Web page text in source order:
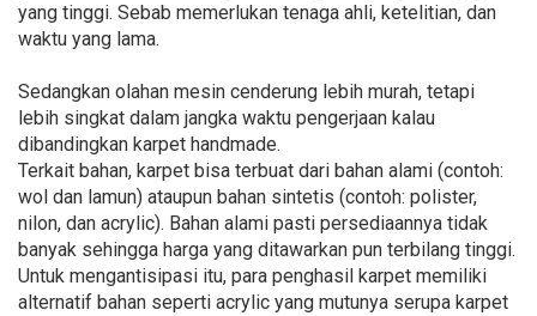
yang tinggi. Sebab memerlukan tenaga ahli, ketelitian, dan
waktu yang lama.
Sedangkan olahan mesin cenderung lebih murah, tetapi
lebih singkat dalam jangka waktu pengerjaan kalau
dibandingkan karpet handmade.
Terkait bahan, karpet bisa terbuat dari bahan alami (contoh:
wol dan lamun) ataupun bahan sintetis (contoh: polister,
nilon, dan acrylic). Bahan alami pasti persediaannya tidak
banyak sehingga harga yang ditawarkan pun terbilang tinggi.
Untuk mengantisipasi itu, para penghasil karpet memiliki
alternatif bahan seperti acrylic yang mutunya serupa karpet